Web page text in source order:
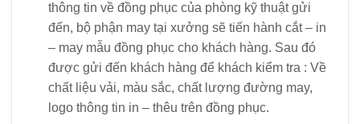
thông tin về đồng phục của phòng kỹ thuật gửi
đến, bộ phận may tại xưởng sẽ tiến hành cắt – in
– may mẫu đồng phục cho khách hàng. Sau đó
được gửi đến khách hàng để khách kiểm tra : Về
chất liệu vải, màu sắc, chất lượng đường may,
logo thông tin in – thêu trên đồng phục.